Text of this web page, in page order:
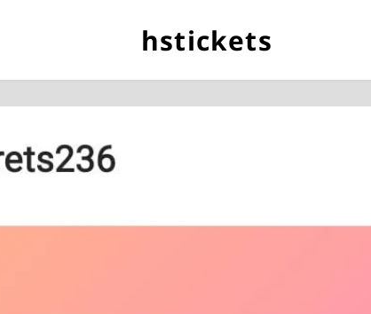
hstickets